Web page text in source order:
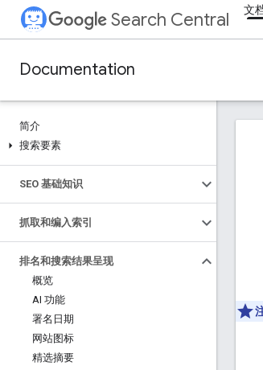
Search Central 文
Documentation
简介
搜索要素
SEO 基础知识
抓取和编入索引
排名和搜索结果呈现
概览
AI 功能
署名日期
网站图标
精选摘要